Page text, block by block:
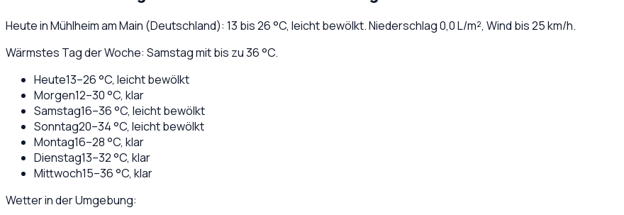
Heute inMühlheim am Main (Deutschland): 13 bis26°C, leicht bewölkt. Niederschlag0,0L/m², Wind bis25km/h.
Wärmstes Tag der Woche: Samstag mit bis zu 36 °C.
Heute13–26°C, leicht bewölkt
Morgen12–30°C, klar
Samstag16–36°C, leicht bewölkt
Sonntag20–34°C, leicht bewölkt
Montag16–28°C, klar
Dienstag13–32°C, klar
Mittwoch15–36°C, klar
Wetter in der Umgebung: